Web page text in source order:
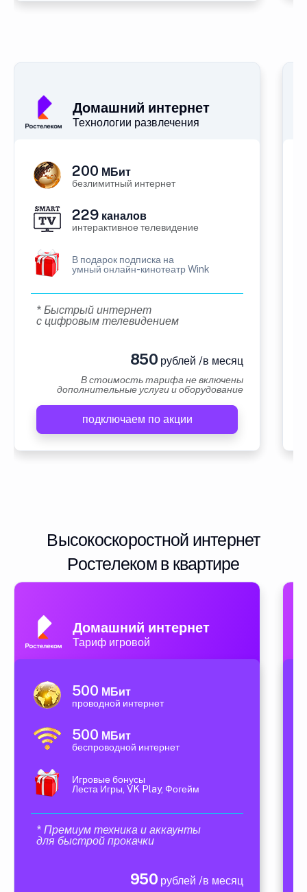
Домашний интернет
Технологии развлечения
200 МБит
безлимитный интернет
229 каналов
интерактивное телевидение
В подарок подписка на
умный онлайн-кинотеатр Wink
* Быстрый интернет
с цифровым телевидением
850 рублей /в месяц
В стоимость тарифа не включены
дополнительные услуги и оборудование
подключаем по акции
Высокоскоростной интернет
Ростелеком в квартире
Домашний интернет
Тариф игровой
500 МБит
проводной интернет
500 МБит
беспроводной интернет
Игровые бонусы
Леста Игры, VK Play, Фогейм
* Премиум техника и аккаунты
для быстрой прокачки
950 рублей /в месяц